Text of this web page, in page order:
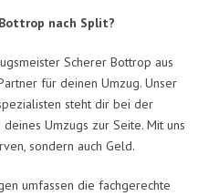
nach Split?
Scherer Bottrop aus
für deinen Umzug. Unser
steht dir bei der
Umzugs zur Seite. Mit uns
sondern auch Geld.
umfassen die fachgerechte